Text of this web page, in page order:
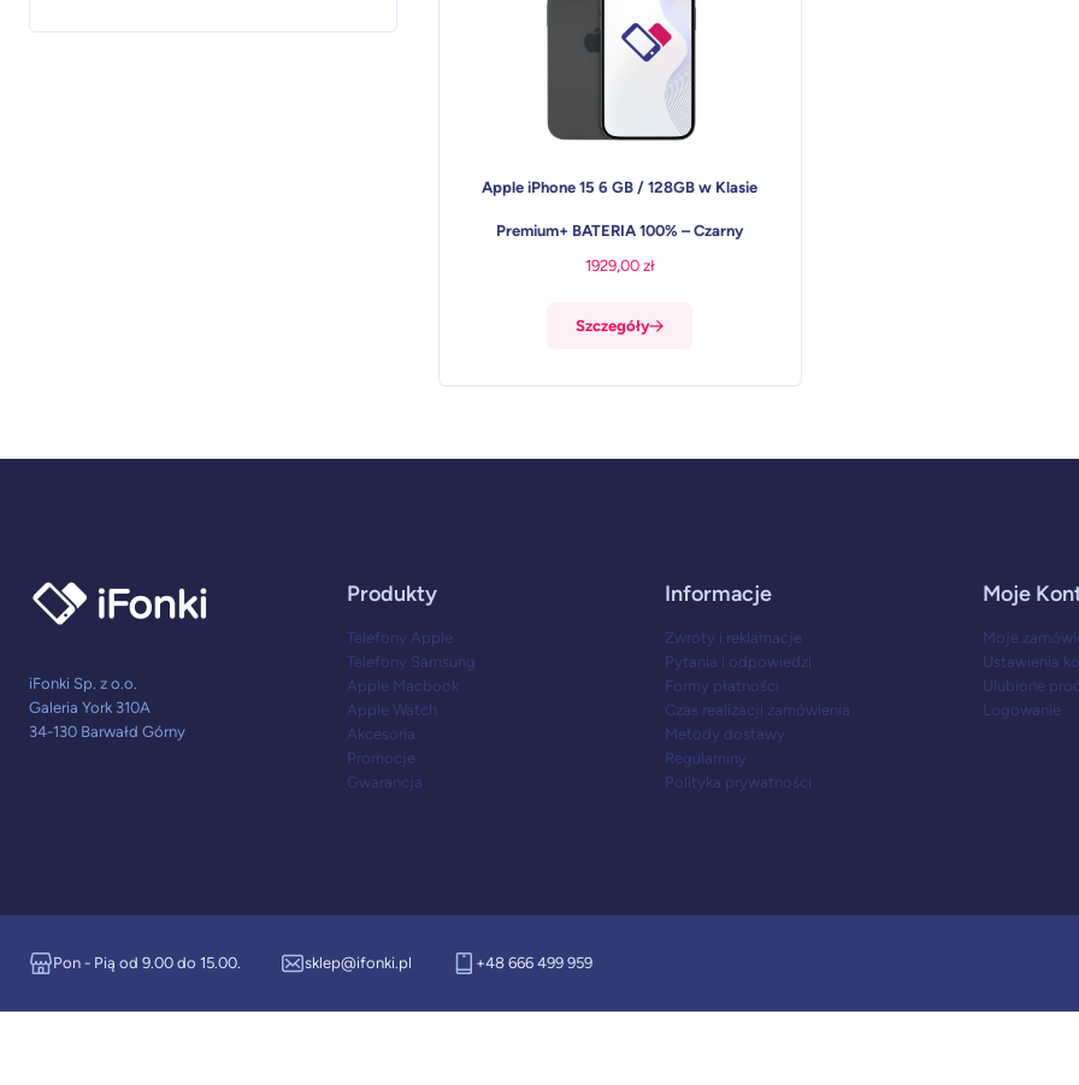
Apple iPhone 15 6 GB / 128GB w Klasie
Premium+ BATERIA 100% – Czarny
Szczegóły
1929,00 zł
iFonki Sp. z o.o.
Galeria York 310A
34-130 Barwałd Górny
Produkty
Telefony Apple
Telefony Samsung
Apple Macbook
Apple Watch
Akcesoria
Promocje
Gwarancja
Informacje
Zwroty i reklamacje
Pytania i odpowiedzi
Formy płatności
Czas realizacji zamówienia
Metody dostawy
Regulaminy
Polityka prywatności
Moje
Moje
Ustawienia
Ulubione
Logowanie
Pon - Pią od 9.00 do 15.00. sklep@ifonki.pl +48 666 499 959